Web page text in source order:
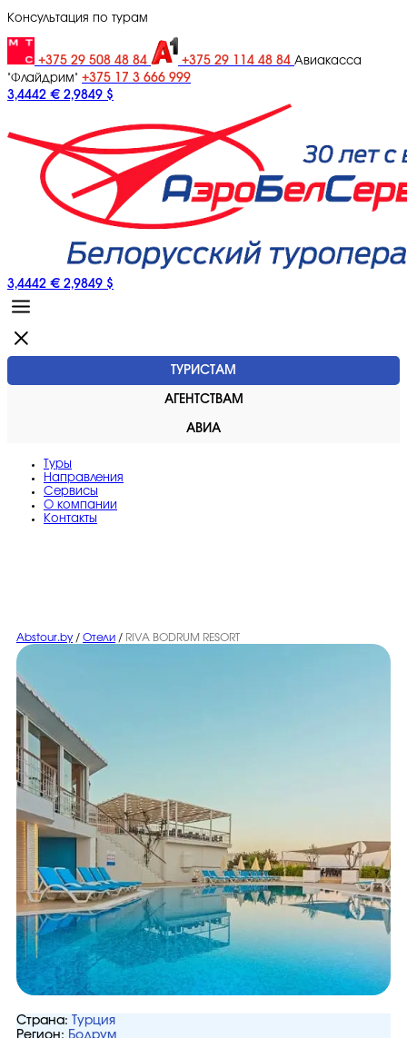
Консультация по турам
+375 29 508 48 84 +375 29 114 48 84 Авиакасса
"Флайдрим" +375 17 3 666 999
3,4442 € 2,9849 $
3,4442 € 2,9849 $
ТУРИСТАМ
АГЕНТСТВАМ
АВИА
Туры
Направления
Сервисы
O компании
Контакты
Abstour.by / Отели / RIVA BODRUM RESORT
Страна:
Турция
Регион: Бодрум